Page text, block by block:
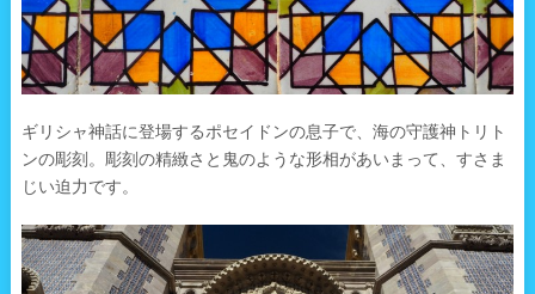
ギリシャ神話に登場するポセイドンの息子で、海の守護神トリト
ンの彫刻。彫刻の精緻さと鬼のような形相があいまって、すさま
じい迫力です。